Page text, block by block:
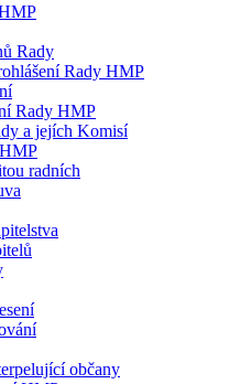
Rady
Rady HMP
Rady HMP
a jejích Komisí
radních
občany